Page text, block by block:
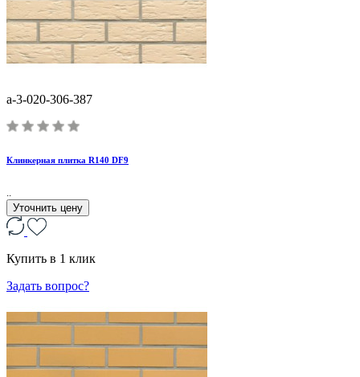
a-3-020-306-387
Клинкерная плитка R140 DF9
..
Уточнить цену
Купить в 1 клик
Задать вопрос?